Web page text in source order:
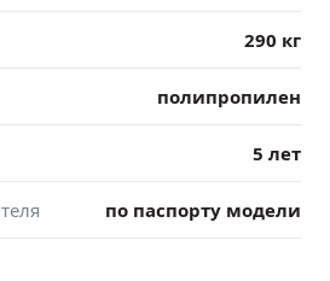
290 кг
полипропилен
5 лет
по паспорту модели